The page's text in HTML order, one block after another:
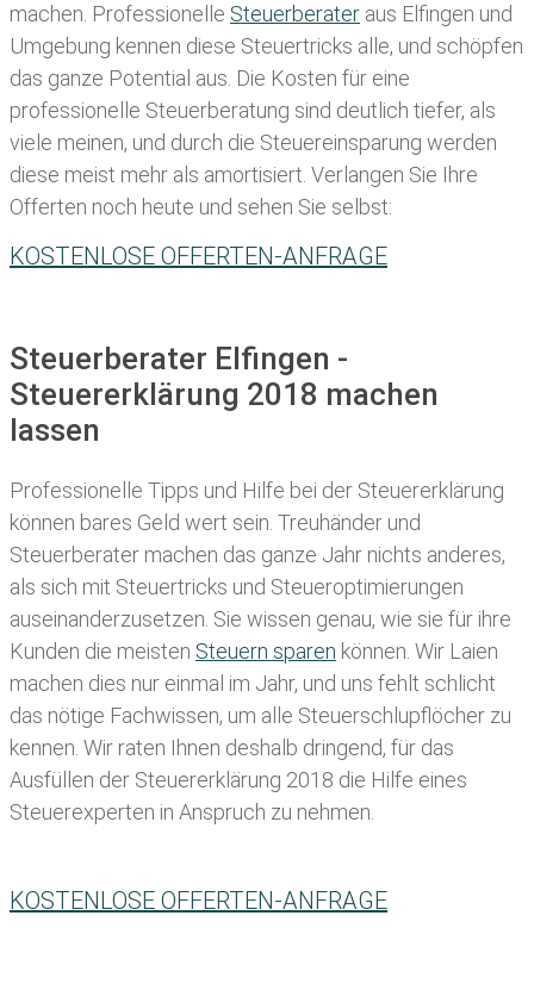
machen. Professionelle Steuerberater aus Elfingen und
Umgebung kennen diese Steuertricks alle, und schöpfen
das ganze Potential aus. Die Kosten für eine
professionelle Steuerberatung sind deutlich tiefer, als
viele meinen, und durch die Steuereinsparung werden
diese meist mehr als amortisiert. Verlangen Sie Ihre
Offerten noch heute und sehen Sie selbst:
KOSTENLOSE OFFERTEN-ANFRAGE
Steuerberater Elfingen -
Steuererklärung 2018 machen
lassen
Professionelle Tipps und Hilfe bei der Steuererklärung
können bares Geld wert sein. Treuhänder und
Steuerberater machen das ganze Jahr nichts anderes,
als sich mit Steuertricks und Steueroptimierungen
auseinanderzusetzen. Sie wissen genau, wie sie für ihre
Kunden die meisten Steuern sparen können. Wir Laien
machen dies nur einmal im Jahr, und uns fehlt schlicht
das nötige Fachwissen, um alle Steuerschlupflöcher zu
kennen. Wir raten Ihnen deshalb dringend, für das
Ausfüllen der Steuererklärung 2018 die Hilfe eines
Steuerexperten in Anspruch zu nehmen.
KOSTENLOSE OFFERTEN-ANFRAGE